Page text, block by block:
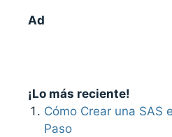
Ad
¡Lo más reciente!
Cómo Crear una SAS
Paso